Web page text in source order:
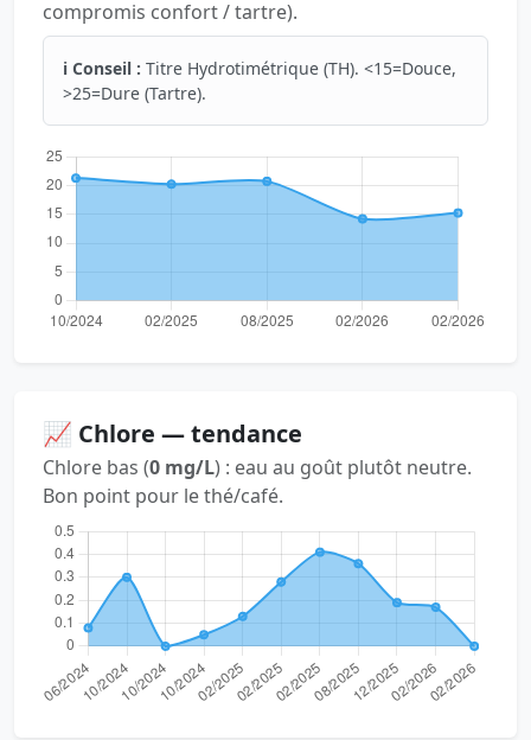
compromis confort / tartre).
ℹ️ Conseil : Titre Hydrotimétrique (TH). <15=Douce,
>25=Dure (Tartre).
📈 Chlore — tendance
Chlore bas (0 mg/L) : eau au goût plutôt neutre.
Bon point pour le thé/café.